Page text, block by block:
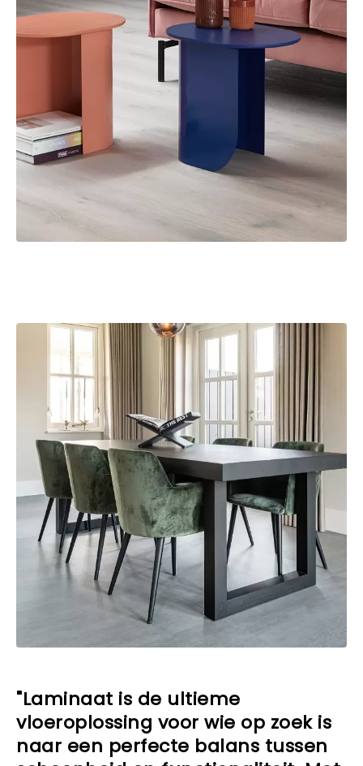
"Laminaat is de ultieme
vloeroplossing voor wie op zoek is
naar een perfecte balans tussen